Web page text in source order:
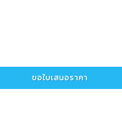
ขอใบเสนอราคา